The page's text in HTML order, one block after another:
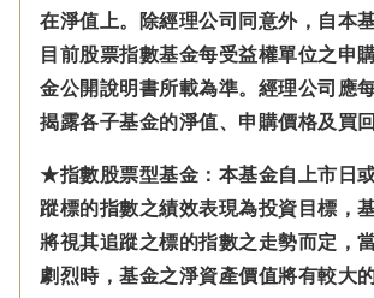
在淨值上。除經理公司同意外，自本
目前股票指數基金每受益權單位之申
金公開說明書所載為準。經理公司應
揭露各子基金的淨值、申購價格及買回
★指數股票型基金：本基金自上市日
蹤標的指數之績效表現為投資目標，
將視其追蹤之標的指數之走勢而定，
劇烈時，基金之淨資產價值將有較大